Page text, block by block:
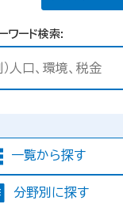
ワード検索
一覧から探す
分野別に探す
見つか